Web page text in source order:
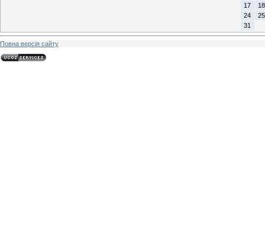
17
18
24
25
31
Повна версія сайту